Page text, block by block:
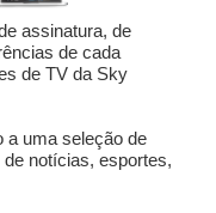
assinatura, de
de cada
de TV da Sky
a uma seleção de
notícias, esportes,